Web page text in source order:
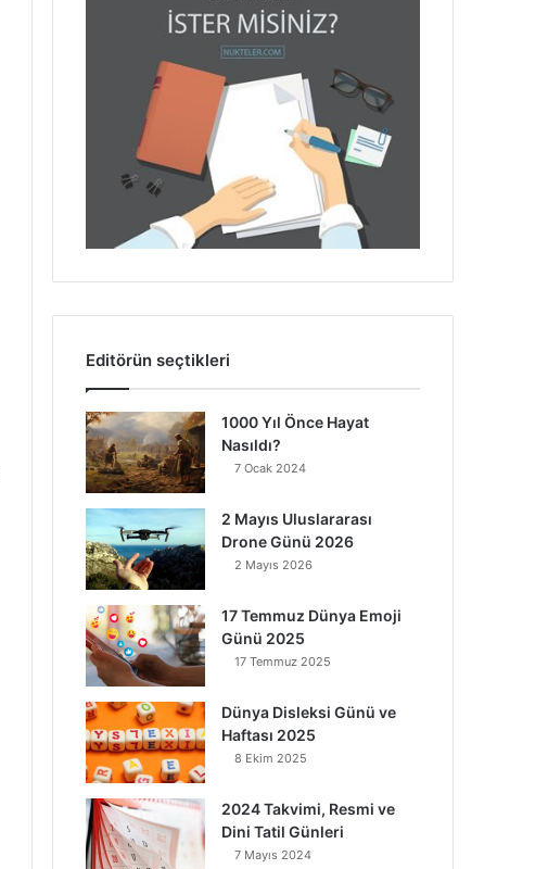
Editörün seçtikleri
1000 Yıl Önce Hayat
Nasıldı?
7 Ocak 2024
2 Mayıs Uluslararası
Drone Günü 2026
2 Mayıs 2026
17 Temmuz Dünya Emoji
Günü 2025
17 Temmuz 2025
Dünya Disleksi Günü ve
Haftası 2025
8 Ekim 2025
2024 Takvimi, Resmi ve
Dini Tatil Günleri
7 Mayıs 2024